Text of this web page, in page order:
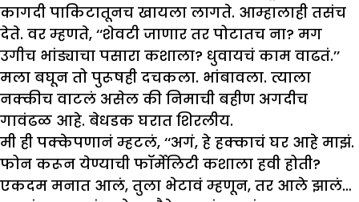
कागदी पाकिटातूनच खायला लागते. आम्हालाही तसंच
देते. वर म्हणते, ‘‘शेवटी जाणार तर पोटातच ना? मग
उगीच भांड्याचा पसारा कशाला? धुवायचं काम वाढतं.’’
मला बघून तो पुरूषही दचकला. भांबावला. त्याला
नक्कीच वाटलं असेल की निमाची बहीण अगदीच
गावंढळ आहे. बेधडक घरात शिरलीय.
मी ही पक्केपणानं म्हटलं, ‘‘अगं, हे हक्काचं घर आहे माझं.
फोन करून येण्याची फॉर्मेलिटी कशाला हवी होती?
एकदम मनात आलं, तुला भेटावं म्हणून, तर आले झालं…